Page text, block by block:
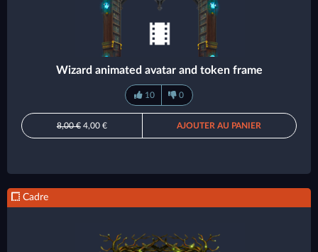
Wizard animated avatar and token frame
10 0
8,00 €4,00 € AJOUTER AU PANIER
Cadre